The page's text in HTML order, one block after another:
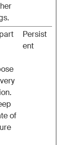
of
Persist
ent